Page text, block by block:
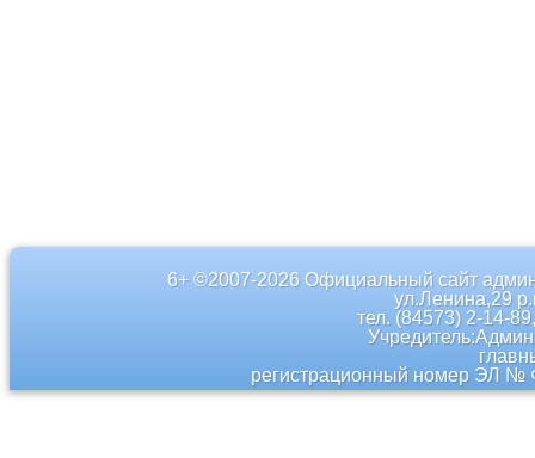
6+ ©2007-2026 Официальный сайт
ул.Ленина,29
тел. (84573) 2-14-
регистрационный номер ЭЛ №